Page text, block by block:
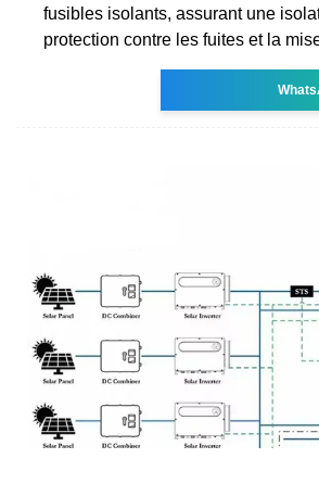
fusibles isolants, assurant une
protection contre les fuites et la